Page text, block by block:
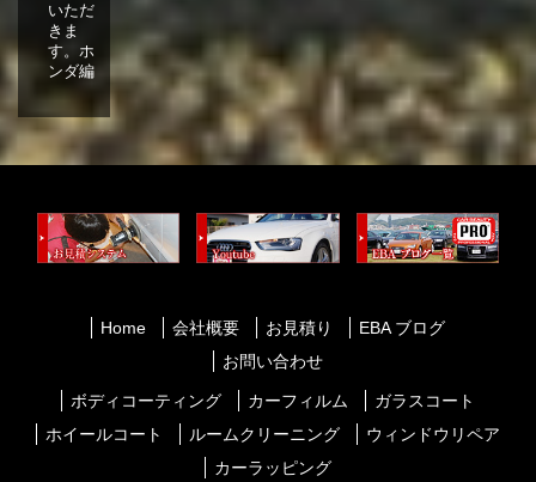
いただ
きま
す。ホ
ンダ編
Home 会社概要 お見積り
EBA ブログ
お問い合わせ
ボディコーティング カーフィルム
ガラスコート
ホイールコート
ルームクリーニング
ウィンドウリペア
カーラッピング